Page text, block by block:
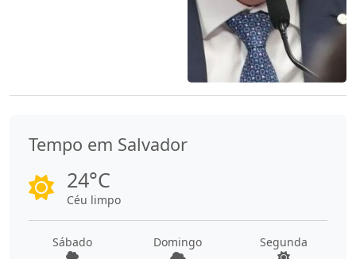
Tempo em Salvador
24°C
Céu limpo
Sábado Domingo Segunda